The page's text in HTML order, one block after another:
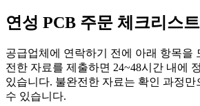
연성 PCB 주문 체크리스트
공급업체에 연락하기 전에 아래 항목을
전한 자료를 제출하면 24~48시간 내에
있습니다. 불완전한 자료는 확인 과정만
수 있습니다.